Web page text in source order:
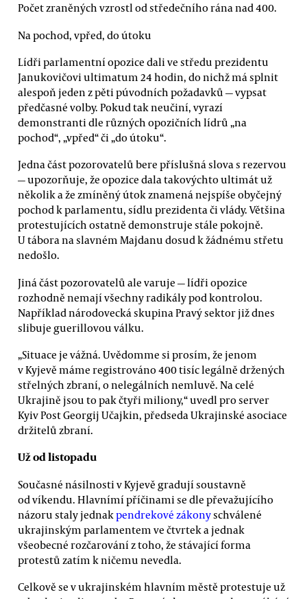
Počet zraněných vzrostl od středečního rána nad 400.
Na pochod, vpřed, do útoku
Lídři parlamentní opozice dali ve středu prezidentu
Janukovičovi ultimatum 24 hodin, do nichž má splnit
alespoň jeden z pěti púvodních požadavků — vypsat
předčasné volby. Pokud tak neučiní, vyrazí
demonstranti dle různých opozičních lídrů „na
pochod“, „vpřed“ či „do útoku“.
Jedna část pozorovatelů bere příslušná slova s rezervou
— upozorňuje, že opozice dala takovýchto ultimát už
několik a že zmíněný útok znamená nejspíše obyčejný
pochod k parlamentu, sídlu prezidenta či vlády. Většina
protestujících ostatně demonstruje stále pokojně.
U tábora na slavném Majdanu dosud k žádnému střetu
nedošlo.
Jiná část pozorovatelů ale varuje — lídři opozice
rozhodně nemají všechny radikály pod kontrolou.
Například národovecká skupina Pravý sektor již dnes
slibuje guerillovou válku.
„Situace je vážná. Uvědomme si prosím, že jenom
v Kyjevě máme registrováno 400 tisíc legálně držených
střelných zbraní, o nelegálních nemluvě. Na celé
Ukrajině jsou to pak čtyři miliony,“ uvedl pro server
Kyiv Post Georgij Učajkin, předseda Ukrajinské asociace
držitelů zbraní.
Už od listopadu
Současné násilnosti v Kyjevě gradují soustavně
od víkendu. Hlavnímí příčinami se dle převažujícího
názoru staly jednakpendrekové zákonyschválené
ukrajinským parlamentem ve čtvrtek a jednak
všeobecné rozčarování z toho, že stávající forma
protestů zatím k ničemu nevedla.
Celkově se v ukrajinském hlavním městě protestuje už